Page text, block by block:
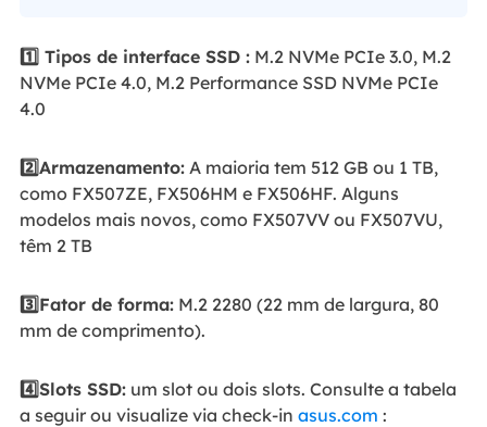
1️⃣ Tipos de interface SSD :M.2 NVMe PCIe 3.0, M.2
NVMe PCIe 4.0, M.2 Performance SSD NVMe PCIe
4.0
2️⃣Armazenamento:A maioria tem 512 GB ou 1 TB,
como FX507ZE, FX506HM e FX506HF. Alguns
modelos mais novos, como FX507VV ou FX507VU,
têm 2 TB
3️⃣Fator de forma:M.2 2280 (22 mm de largura, 80
mm de comprimento).
4️⃣Slots SSD:um slot ou dois slots. Consulte a tabela
a seguir ou visualize via check-in asus.com :